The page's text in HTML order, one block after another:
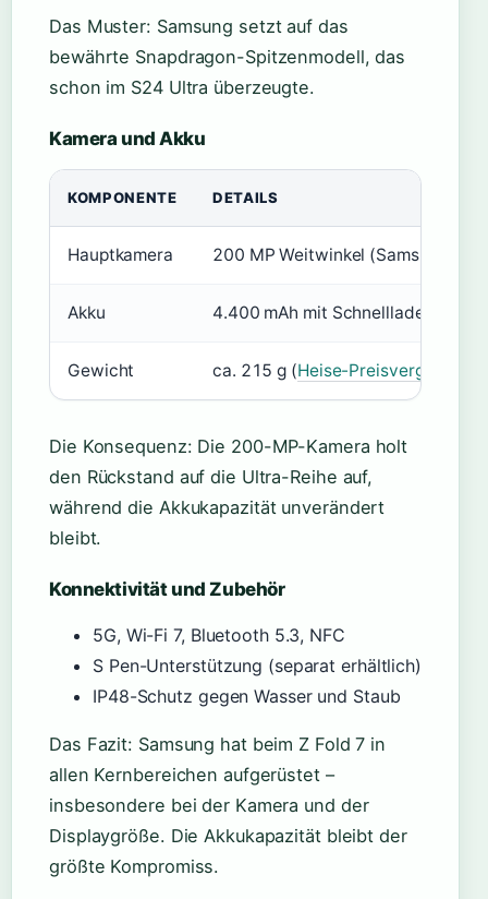
Das Muster: Samsung setzt auf das
bewährte Snapdragon-Spitzenmodell, das
schon im S24 Ultra überzeugte.
Kamera und Akku
KOMPONENTE DETAILS
Hauptkamera 200 MP Weitwinkel (Samsung
Akku 4.400 mAh mit
Gewicht ca. 215 g (Heise-Preisvergleich
Die Konsequenz: Die 200-MP-Kamera holt
den Rückstand auf die Ultra-Reihe auf,
während die Akkukapazität unverändert
bleibt.
Konnektivität und Zubehör
5G, Wi-Fi 7, Bluetooth 5.3, NFC
S Pen-Unterstützung (separat erhältlich)
IP48-Schutz gegen Wasser und Staub
Das Fazit: Samsung hat beim Z Fold 7 in
allen Kernbereichen aufgerüstet –
insbesondere bei der Kamera und der
Displaygröße. Die Akkukapazität bleibt der
größte Kompromiss.